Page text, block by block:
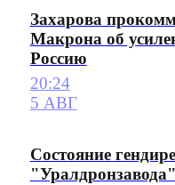
Захарова
Макрона об
Россию
20:24
5 АВГ
Состояние